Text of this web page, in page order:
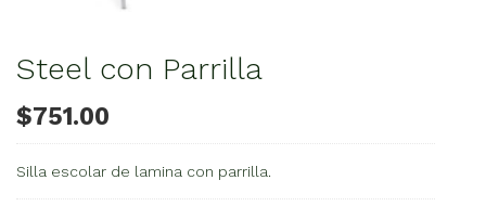
Steel con Parrilla
$751.00
Silla escolar de lamina con parrilla.